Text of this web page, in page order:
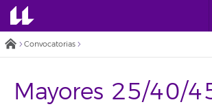
Convocatorias
Mayores 25/40/